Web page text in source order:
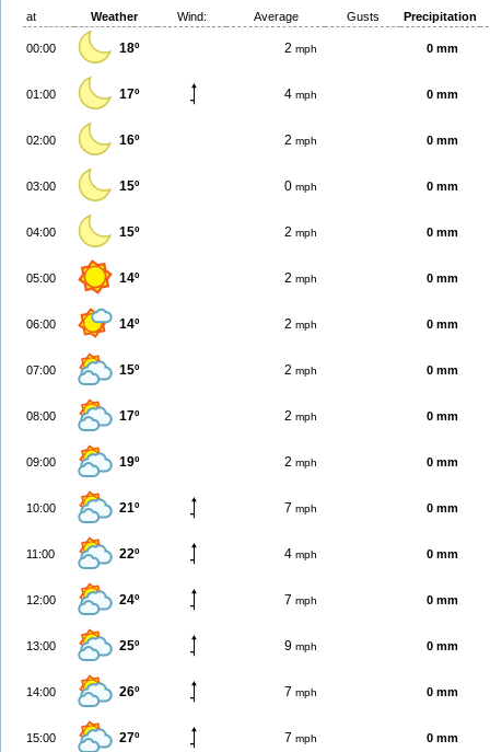
at Weather Wind: Average Gusts Precipitation
00:00 18º 2 mph 0 mm
01:00 17º 4 mph 0 mm
02:00 16º 2 mph 0 mm
03:00 15º 0 mph 0 mm
04:00 15º 2 mph 0 mm
05:00 14º 2 mph 0 mm
06:00 14º 2 mph 0 mm
07:00 15º 2 mph 0 mm
08:00 17º 2 mph 0 mm
09:00 19º 2 mph 0 mm
10:00 21º 7 mph 0 mm
11:00 22º 4 mph 0 mm
12:00 24º 7 mph 0 mm
13:00 25º 9 mph 0 mm
14:00 26º 7 mph 0 mm
15:00 27º 7 mph 0 mm